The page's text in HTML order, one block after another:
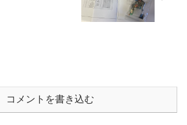
コメントを書き込む